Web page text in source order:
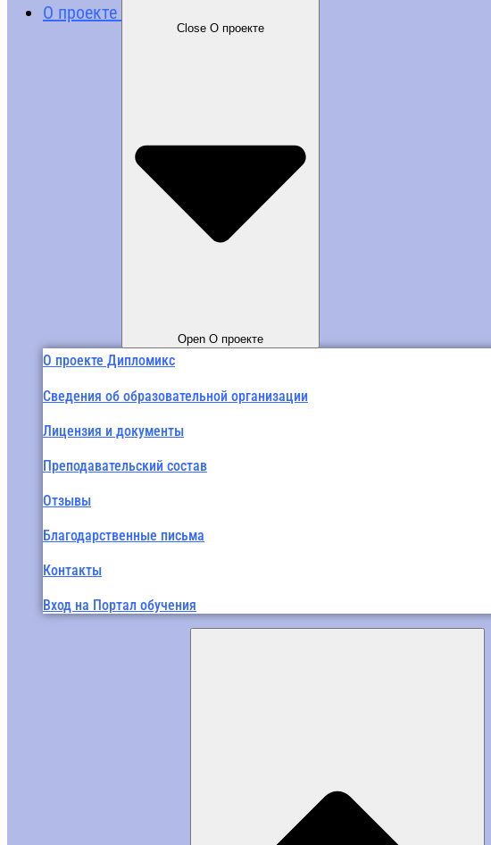
О проекте
Close О проекте
Open О проекте
О проекте Дипломикс
Сведения об образовательной организации
Лицензия и документы
Преподавательский состав
Отзывы
Благодарственные письма
Контакты
Вход на Портал обучения